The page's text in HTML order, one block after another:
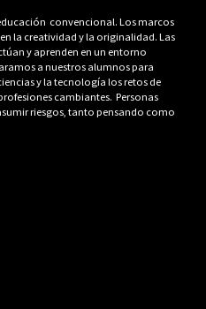
convencional. Los marcos
la creatividad y la originalidad. Las
y aprenden en un entorno
a nuestros alumnos para
y la tecnología los retos de
cambiantes. Personas
riesgos, tanto pensando como